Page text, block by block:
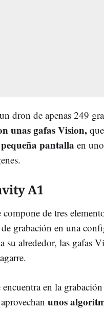
dron de apenas 249
unas gafas Vision,
pantalla en
A1
de tres
grabación en una
su alrededor, las gafas
encuentra en la
unos